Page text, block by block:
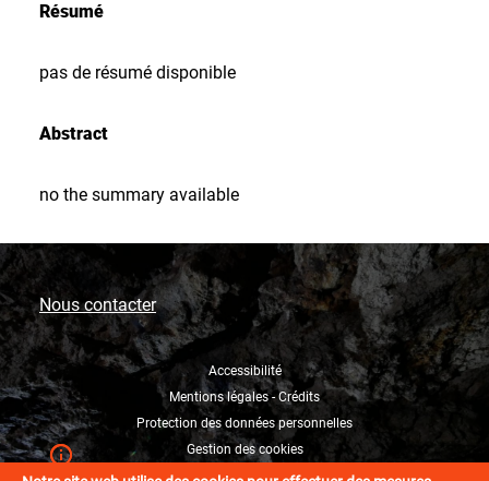
Résumé
pas de résumé disponible
Abstract
no the summary available
Nous contacter
Accessibilité
Mentions légales - Crédits
Protection des données personnelles
Gestion des cookies